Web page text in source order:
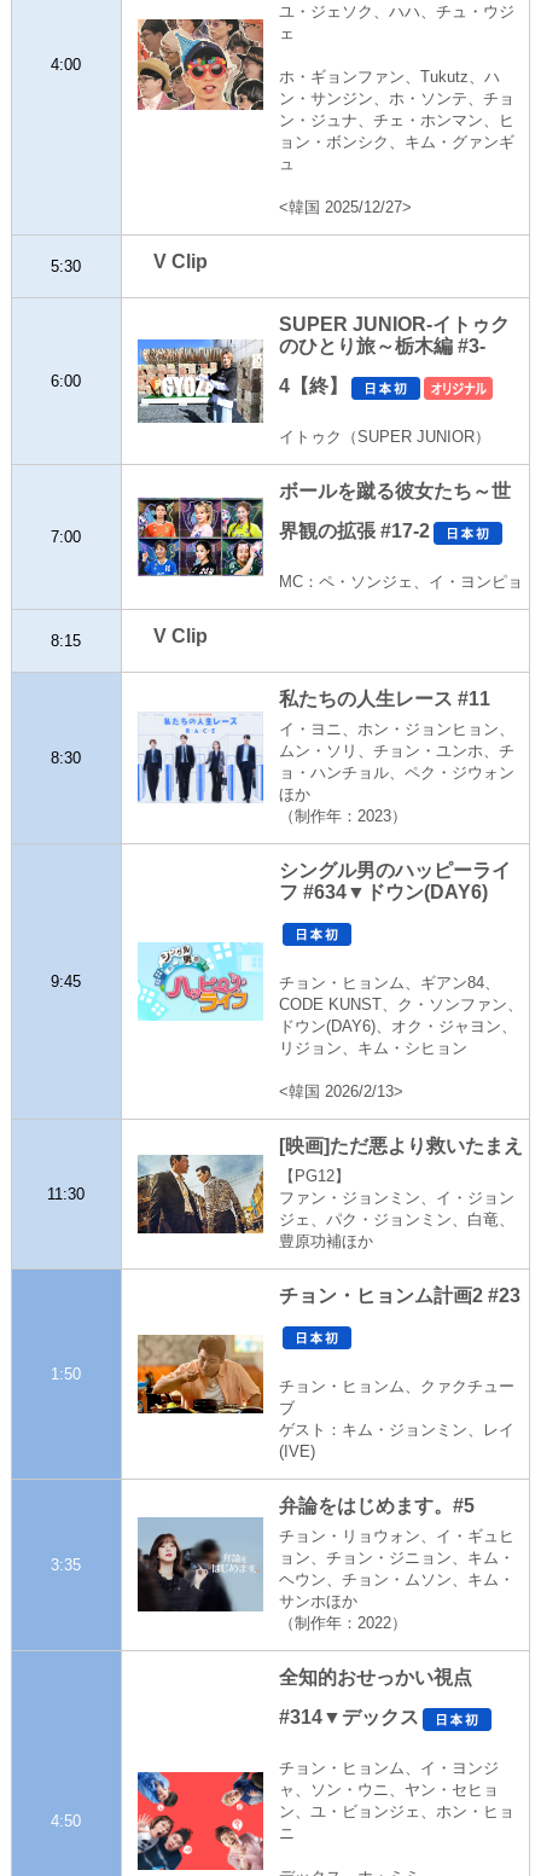
4:00
ユ・ジェソク、ハハ、チュ・ウジ
ェ
ホ・ギョンファン、Tukutz、ハ
ン・サンジン、ホ・ソンテ、チョ
ン・ジュナ、チェ・ホンマン、ヒ
ョン・ボンシク、キム・グァンギ
ュ
<韓国 2025/12/27>
5:30 V Clip
6:00
SUPER JUNIOR-イトゥク
のひとり旅～栃木編 #3-
4【終】
イトゥク（SUPER JUNIOR）
7:00
ボールを蹴る彼女たち～世
界観の拡張 #17-2
MC：ペ・ソンジェ、イ・ヨンピョ
8:15 V Clip
8:30
私たちの人生レース #11
イ・ヨニ、ホン・ジョンヒョン、
ムン・ソリ、チョン・ユンホ、チ
ョ・ハンチョル、ペク・ジウォン
ほか
（制作年：2023）
9:45
シングル男のハッピーライ
フ #634▼ドウン(DAY6)
チョン・ヒョンム、ギアン84、
CODE KUNST、ク・ソンファン、
ドウン(DAY6)、オク・ジャヨン、
リジョン、キム・シヒョン
<韓国 2026/2/13>
11:30
[映画]ただ悪より救いたまえ
【PG12】
ファン・ジョンミン、イ・ジョン
ジェ、パク・ジョンミン、白竜、
豊原功補ほか
1:50
チョン・ヒョンム計画2 #23
チョン・ヒョンム、クァクチュー
ブ
ゲスト：キム・ジョンミン、レイ
(IVE)
3:35
弁論をはじめます。#5
チョン・リョウォン、イ・ギュヒ
ョン、チョン・ジニョン、キム・
ヘウン、チョン・ムソン、キム・
サンホほか
（制作年：2022）
4:50
全知的おせっかい視点
#314▼デックス
チョン・ヒョンム、イ・ヨンジ
ャ、ソン・ウニ、ヤン・セヒョ
ン、ユ・ビョンジェ、ホン・ヒョ
ニ